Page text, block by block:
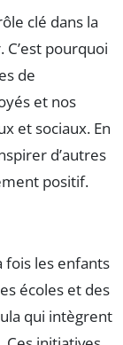
clé dans la
pourquoi
de
et nos
et sociaux. En
d’autres
positif.
fois les enfants
écoles et des
qui intègrent